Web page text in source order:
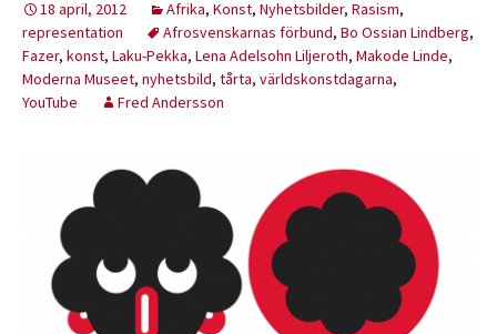
18 april, 2012 Afrika, Konst, Nyhetsbilder, Rasism,
representation
Afrosvenskarnas förbund, Bo Ossian Lindberg,
Fazer, konst, Laku-Pekka, Lena Adelsohn Liljeroth, Makode Linde,
Moderna Museet, nyhetsbild, tårta, världskonstdagarna,
YouTube
Fred Andersson